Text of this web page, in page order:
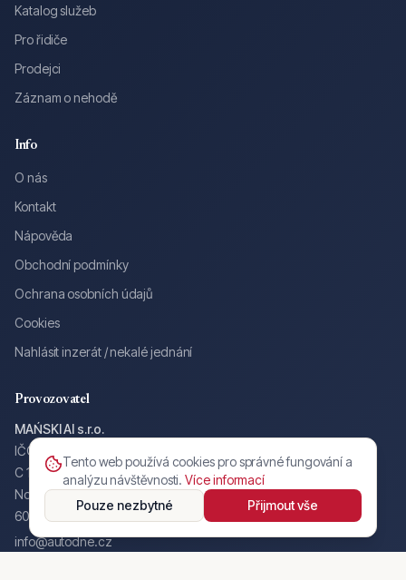
Katalog služeb
Pro řidiče
Prodejci
Záznam o nehodě
Info
O nás
Kontakt
Nápověda
Obchodní podmínky
Ochrana osobních údajů
Cookies
Nahlásit inzerát / nekalé jednání
Provozovatel
MAŃSKI AI s.r.o.
IČO: 17571987
C 130587 u Krajského soudu v Brně
Nové sady 988/2, Staré Brno
602 00 Brno
info@autodne.cz
Tento web používá cookies pro správné fungování a
analýzu návštěvnosti. Více informací
Pouze nezbytné
Přijmout vše